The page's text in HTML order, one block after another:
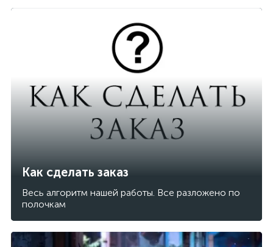
Как сделать заказ
Весь алгоритм нашей работы. Все разложено по
полочкам